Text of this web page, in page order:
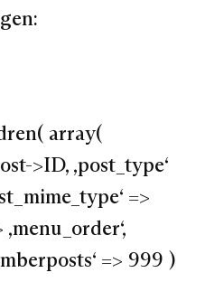
array(
>ID, ‚post_type‘
=>
‚menu_order‘,
=> 999 )